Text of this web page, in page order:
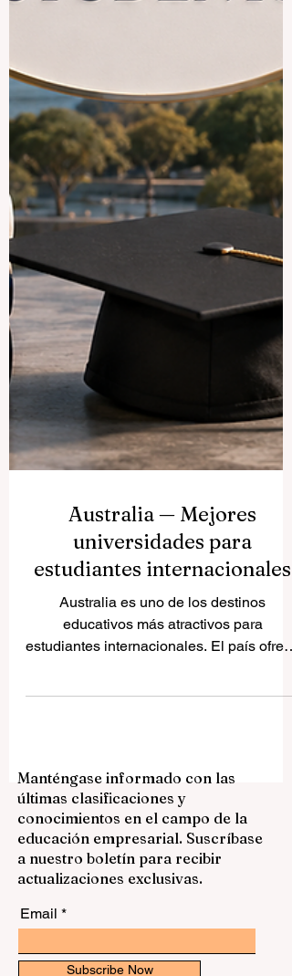
Australia — Mejores
estudiantes internacionales
Australia es uno de los destinos
y oportunidades para crecer en un
ambiente global. Para muchos
estudiantes de España, América Latina y
otros países hispanohablantes, estudiar
en Australia puede ser una experiencia
académica y personal muy valiosa. Elegir
una universidad no depende solamente
del n
Manténgase informado con las
últimas clasificaciones y
conocimientos en el campo de la
educación empresarial. Suscríbase
actualizaciones exclusivas.
Email